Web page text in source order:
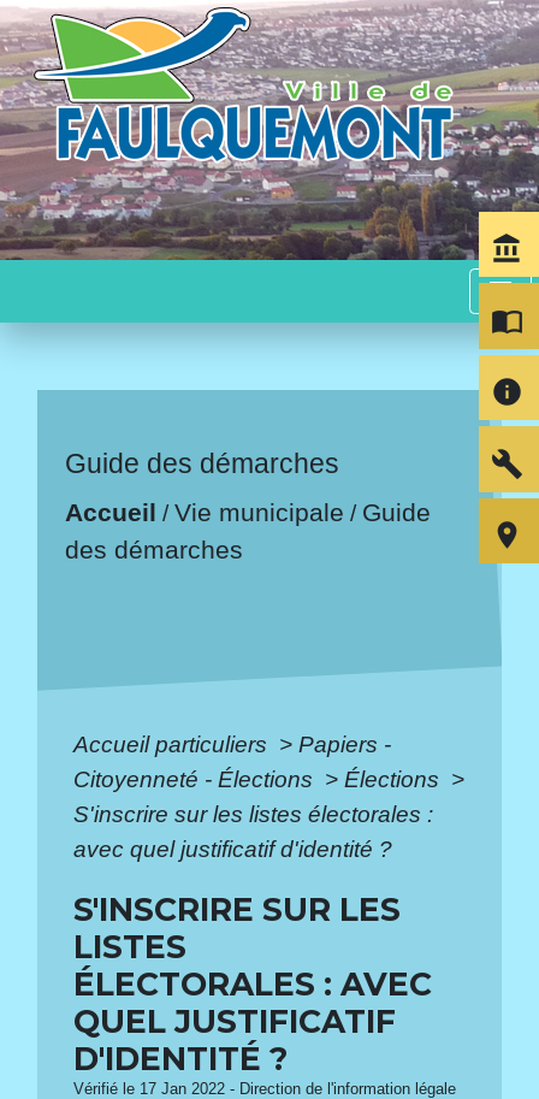
menu
Guide des démarches
Accueil /Vie municipale / Guide
des démarches
Accueil particuliers > Papiers -
Citoyenneté - Élections > Élections >
S'inscrire sur les listes électorales :
avec quel justificatif d'identité ?
S'INSCRIRE SUR LES
LISTES
ÉLECTORALES : AVEC
QUEL JUSTIFICATIF
D'IDENTITÉ ?
Vérifié le 17 Jan 2022 - Direction de l'information légale
account_balance
import_contacts
info
build
room